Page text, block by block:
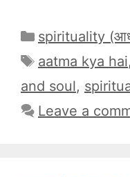
Categories
spirituality
Tags
aatma kya hai,
and soul,
Leave a